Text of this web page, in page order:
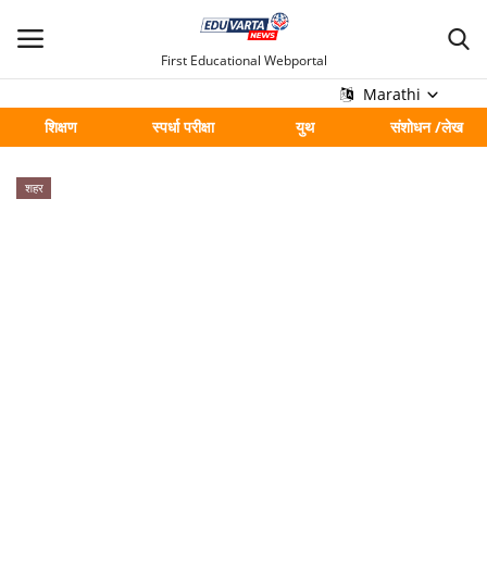
First Educational Webportal
Marathi
शिक्षण
स्पर्धा परीक्षा युथ संशोधन /लेख
मुख्य
Contact
शहर